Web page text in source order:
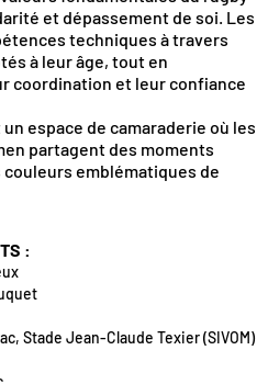
et dépassement de soi. Les
techniques à travers
à leur âge, tout en
coordination et leur confiance
espace de camaraderie où les
partagent des moments
emblématiques de
:
, Stade Jean-Claude Texier (SIVOM)